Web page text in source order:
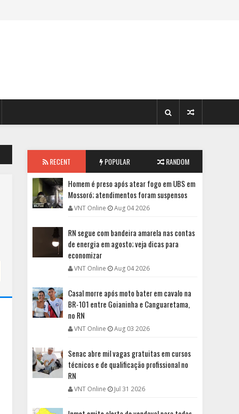
RECENT POPULAR RANDOM
Homem é preso após atear fogo em UBS em
Mossoró; atendimentos foram suspensos
VNT Online Aug 04 2026
RN segue com bandeira amarela nas contas
de energia em agosto; veja dicas para
economizar
VNT Online Aug 04 2026
Casal morre após moto bater em cavalo na
BR-101 entre Goianinha e Canguaretama,
no RN
VNT Online Aug 03 2026
Senac abre mil vagas gratuitas em cursos
técnicos e de qualificação profissional no
RN
VNT Online Jul 31 2026